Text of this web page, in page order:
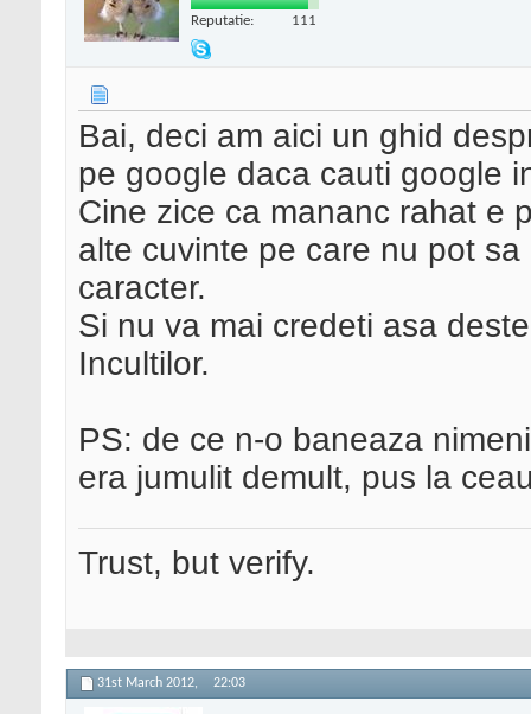
Reputatie: 111
Bai, deci am aici un ghid
pe google daca cauti google
Cine zice ca mananc rahat e
alte cuvinte pe care nu pot
caracter.
Si nu va mai credeti asa
Incultilor.
PS: de ce n-o baneaza
era jumulit demult, pus la
Trust, but verify.
31st March 2012, 22:03